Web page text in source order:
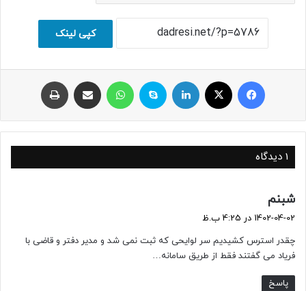
کپی لینک
فیسبوک ایکس لینکداین اسکایپ واتس آپ اشتراک با ایمیل
1 دیدگاه
شبنم
ف
:
1402-04-02 در 4:25 ب.ظ
چقدر استرس کشیدیم سر لوایحی که ثبت نمی شد و مدیر دفتر و قاضی با
فریاد می گفتند فقط از طریق سامانه…
پاسخ